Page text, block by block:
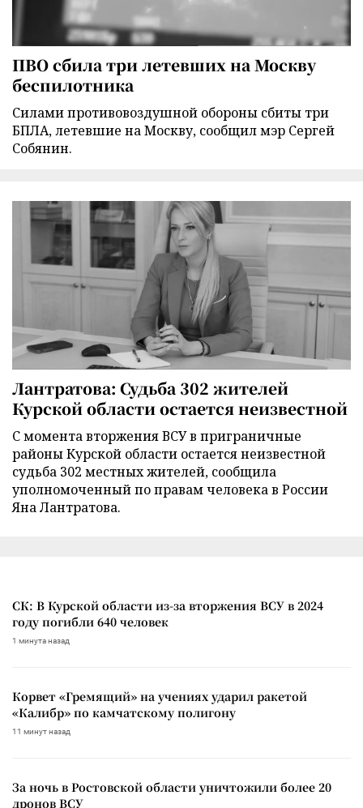
ПВО сбила три летевших на Москву
беспилотника
Силами противовоздушной обороны сбиты три
БПЛА, летевшие на Москву, сообщил мэр Сергей
Собянин.
Лантратова: Судьба 302 жителей
Курской области остается неизвестной
С момента вторжения ВСУ в приграничные
районы Курской области остается неизвестной
судьба 302 местных жителей, сообщила
уполномоченный по правам человека в России
Яна Лантратова.
СК: В Курской области из-за вторжения ВСУ в 2024
году погибли 640 человек
1 минута назад
Корвет «Гремящий» на учениях ударил ракетой
«Калибр» по камчатскому полигону
11 минут назад
За ночь в Ростовской области уничтожили более 20
дронов ВСУ